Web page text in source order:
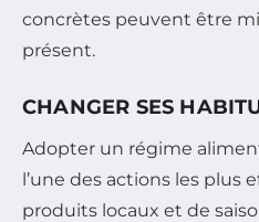
concrètes peuvent être
présent.
CHANGER SES
Adopter un régime
l’une des actions les plus
produits locaux et de